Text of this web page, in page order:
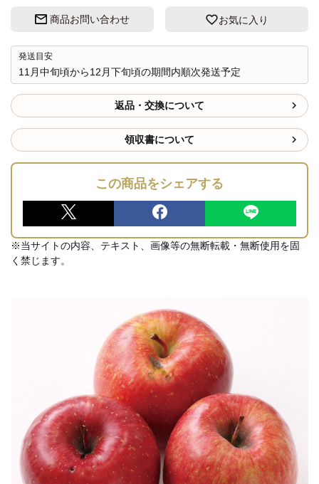
商品お問い合わせ お気に入り
発送目安
11月中旬頃から12月下旬頃の期間内順次発送予定
返品・交換について
領収書について
この商品をシェアする
※当サイトの内容、テキスト、画像等の無断転載・無断使用を固
く禁じます。